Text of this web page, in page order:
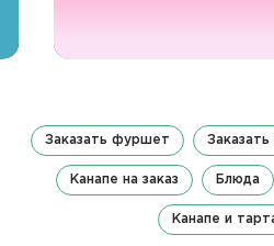
Заказать фуршет Заказать
Канапе на заказ Блюда
Канапе и